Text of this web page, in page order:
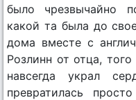
было чрезвычайно
какой та была до
дома вместе с
Розлинн от отца,
навсегда украл
превратилась